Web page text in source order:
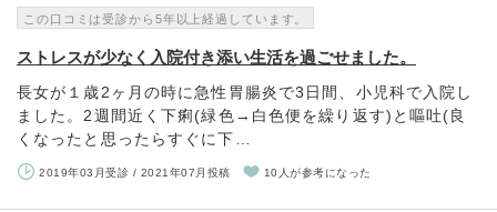
この口コミは受診から5年以上経過しています。
ストレスが少なく入院付き添い生活を過ごせました。
長女が１歳2ヶ月の時に急性胃腸炎で3日間、小児科で入院し
ました。2週間近く下痢(緑色→白色便を繰り返す)と嘔吐(良
くなったと思ったらすぐに下…
2019年03月受診 / 2021年07月投稿 10人が参考になった